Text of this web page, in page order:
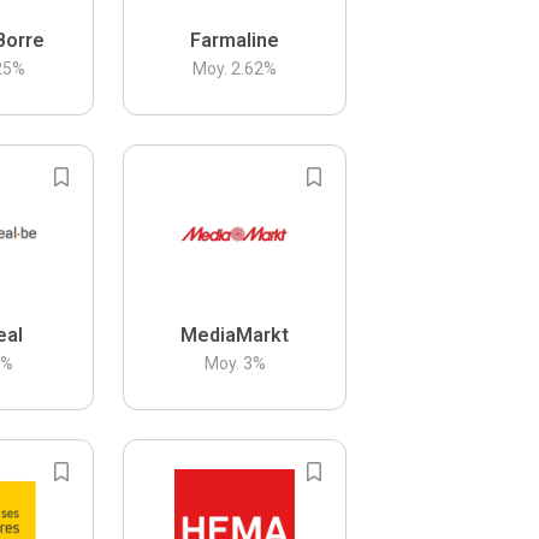
%
Farmaline
Moy. 2.62%
%
MediaMarkt
Moy. 3%